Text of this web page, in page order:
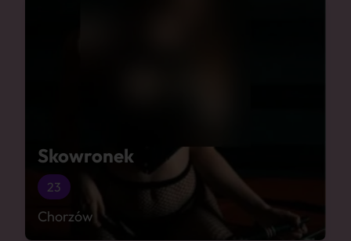
Skowronek
23
Chorzów